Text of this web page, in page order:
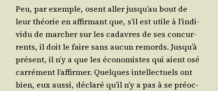
Peu, par exemple, osent aller jus­qu’au bout de
leur théo­rie en affir­mant que, s’il est utile à l’in­di­
vi­du de mar­cher sur les cadavres de ses concur­
rents, il doit le faire sans aucun remords. Jus­qu’à
pré­sent, il n’y a que les éco­no­mistes qui aient osé
car­ré­ment l’af­fir­mer. Quelques intel­lec­tuels ont
bien, eux aus­si, décla­ré qu’il n’y a pas à se pré­oc­